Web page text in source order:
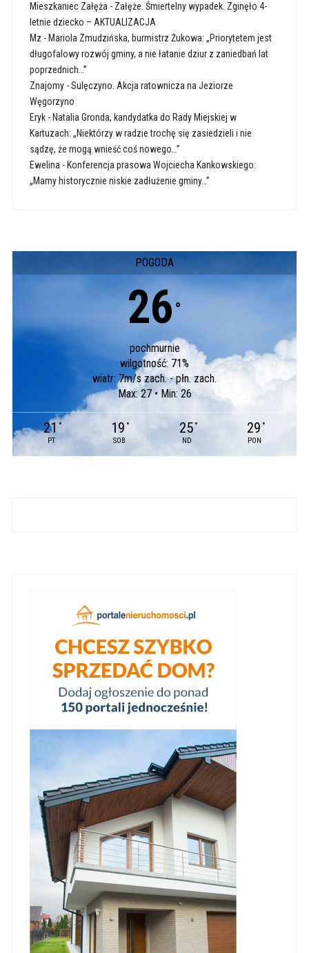
Mieszkaniec Załęża - Załęże. Śmiertelny wypadek. Zginęło 4-
letnie dziecko – AKTUALIZACJA
Mz - Mariola Zmudzińska, burmistrz Żukowa: „Priorytetem jest
długofalowy rozwój gminy, a nie łatanie dziur z zaniedbań lat
poprzednich…”
Znajomy-Sulęczyno. Akcja ratownicza na Jeziorze
Węgorzyno
Eryk- Natalia Gronda, kandydatka do Rady Miejskiej w
Kartuzach: „Niektórzy w radzie trochę się zasiedzieli i nie
sądzę, że mogą wnieść coś nowego…”
Ewelina - Konferencja prasowa Wojciecha Kankowskiego:
„Mamy historycznie niskie zadłużenie gminy…”
POGODA
26 °
pochmurnie
wilgotność: 71%
wiatr: 7m/s zach. - płn. zach.
Max: 27 • Min: 26
21 °
PT
19 °
SOB
25 °
ND
29 °
PON